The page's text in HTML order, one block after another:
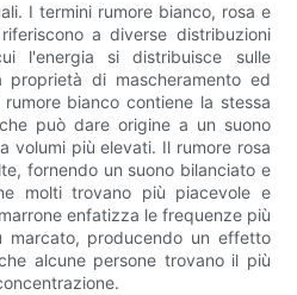
I termini rumore bianco, rosa e
a diverse distribuzioni
l'energia si distribuisce sulle
di mascheramento ed
bianco contiene la stessa
può dare origine a un suono
volumi più elevati. Il rumore rosa
fornendo un suono bilanciato e
molti trovano più piacevole e
enfatizza le frequenze più
marcato, producendo un effetto
alcune persone trovano il più